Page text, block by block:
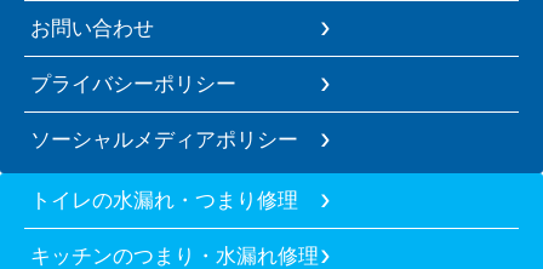
お問い合わせ
プライバシーポリシー
ソーシャルメディアポリシー
トイレの水漏れ・つまり修理
キッチンのつまり・水漏れ修理